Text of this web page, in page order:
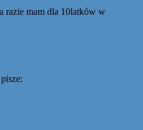
razie mam dla 10latków w
pisze: